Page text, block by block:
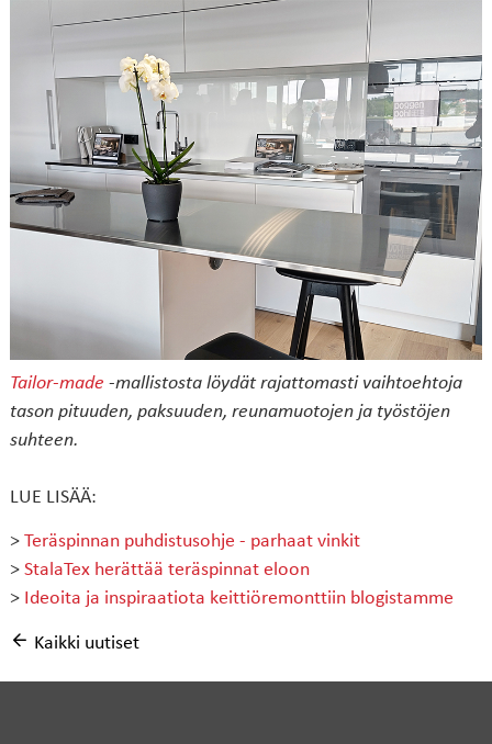
Tailor-made -mallistosta löydät rajattomasti vaihtoehtoja
tason pituuden, paksuuden, reunamuotojen ja työstöjen
suhteen.
LUE LISÄÄ:
> Teräspinnan puhdistusohje - parhaat vinkit
> StalaTex herättää teräspinnat eloon
> Ideoita ja inspiraatiota keittiöremonttiin blogistamme
Kaikki uutiset